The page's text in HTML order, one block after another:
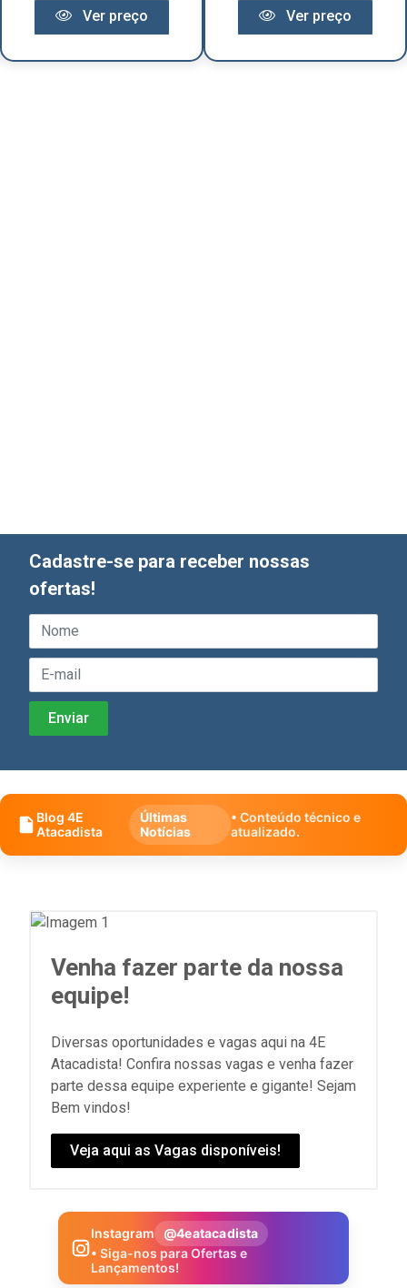
Ver preço Ver preço
Cadastre-se para receber nossas
ofertas!
Blog 4E
Atacadista
Últimas
Notícias
• Conteúdo técnico e
atualizado.
Venha fazer parte da nossa
equipe!
Diversas oportunidades e vagas aqui na 4E
Atacadista! Confira nossas vagas e venha fazer
parte dessa equipe experiente e gigante! Sejam
Bem vindos!
Veja aqui as Vagas disponíveis!
Instagram
@4eatacadista
• Siga-nos para Ofertas e
Lançamentos!